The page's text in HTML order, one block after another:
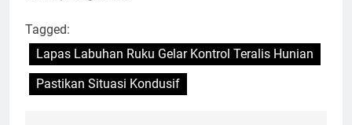
Tagged:
Lapas Labuhan Ruku Gelar Kontrol Teralis Hunian
Pastikan Situasi Kondusif